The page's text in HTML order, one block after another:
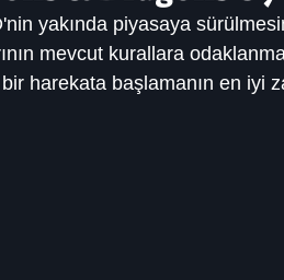
yakında piyasaya
mevcut kurallara
harekata başlamanın en iyi